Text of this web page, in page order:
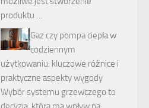
produktu …
Gaz czy pompa ciepła w
codziennym
użytkowaniu: kluczowe różnice i
praktyczne aspekty wygody
Wybór systemu grzewczego to